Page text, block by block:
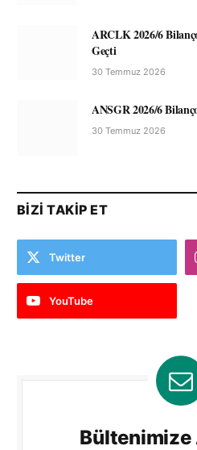
ARCLK 2026/6
Geçti
30 Temmuz 2026
ANSGR 2026/6
30 Temmuz 2026
BIZI TAKIP ET
Twitter
YouTube
Bültenimize